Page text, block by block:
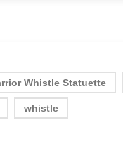
Whistle Statuette
whistle